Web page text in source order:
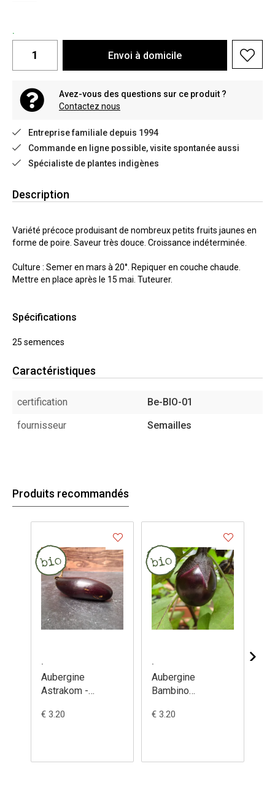
.
Envoi à domicile
Avez-vous des questions sur ce produit ?
Contactez nous
Entreprise familiale depuis 1994
Commande en ligne possible, visite spontanée aussi
Spécialiste de plantes indigènes
Description
Variété précoce produisant de nombreux petits fruits jaunes en
forme de poire. Saveur très douce. Croissance indéterminée.
Culture : Semer en mars à 20°. Repiquer en couche chaude.
Mettre en place après le 15 mai. Tuteurer.
Spécifications
25 semences
Caractéristiques
certification
Be-BIO-01
fournisseur
Semailles
Produits recommandés
.
Aubergine
Astrakom -
melongena
€ 3.20
.
Aubergine
Bambino
Solanum
€ 3.20